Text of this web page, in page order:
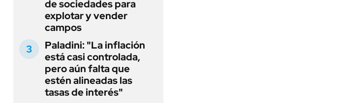
de sociedades para
explotar y vender
campos
Paladini: "La inflación
está casi controlada,
pero aún falta que
estén alineadas las
tasas de interés"